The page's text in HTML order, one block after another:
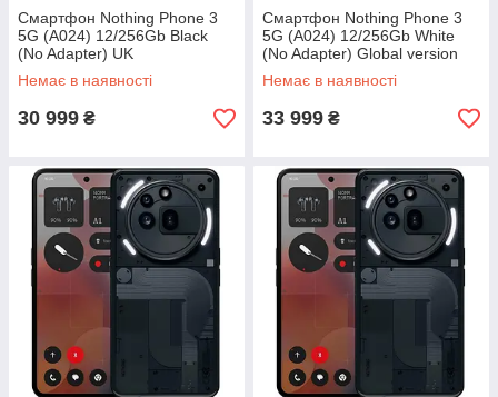
Смартфон Nothing Phone 3
5G (A024) 12/256Gb Black
(No Adapter) UK
Немає в наявності
30 999 ₴
Смартфон Nothing Phone 3
5G (A024) 12/256Gb White
(No Adapter) Global version
Немає в наявності
33 999 ₴